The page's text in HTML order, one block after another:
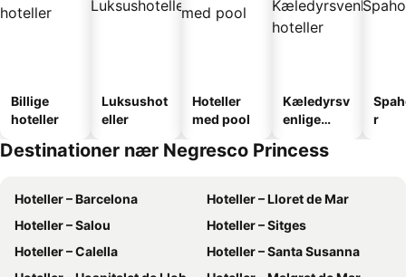
Billige
hoteller
Luksushot
eller
Hoteller
med pool
Kæledyrsv
enlige
r
Destinationer nær Negresco Princess
Hoteller – Barcelona
Hoteller – Lloret de Mar
Hoteller – Salou
Hoteller – Sitges
Hoteller – Calella
Hoteller – Santa Susanna